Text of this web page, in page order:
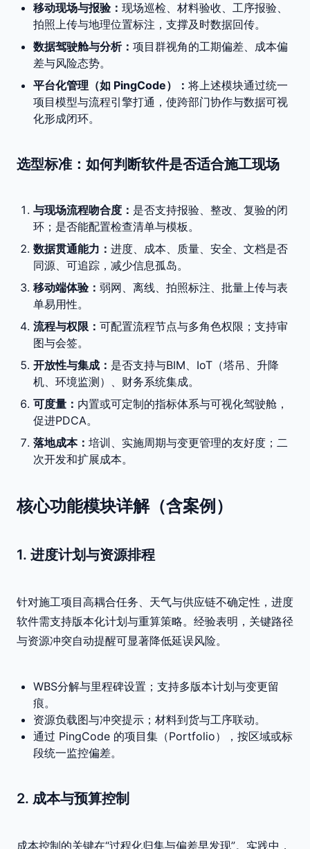
移动现场与报验： 现场巡检、材料验收、工序报验、
拍照上传与地理位置标注，支撑及时数据回传。
数据驾驶舱与分析： 项目群视角的工期偏差、成本偏
差与风险态势。
平台化管理（如 PingCode）： 将上述模块通过统一
项目模型与流程引擎打通，使跨部门协作与数据可视
化形成闭环。
选型标准：如何判断软件是否适合施工现场
与现场流程吻合度： 是否支持报验、整改、复验的闭
环；是否能配置检查清单与模板。
数据贯通能力： 进度、成本、质量、安全、文档是否
同源、可追踪，减少信息孤岛。
移动端体验： 弱网、离线、拍照标注、批量上传与表
单易用性。
流程与权限： 可配置流程节点与多角色权限；支持审
图与会签。
开放性与集成： 是否支持与BIM、IoT（塔吊、升降
机、环境监测）、财务系统集成。
可度量： 内置或可定制的指标体系与可视化驾驶舱，
促进PDCA。
落地成本： 培训、实施周期与变更管理的友好度；二
次开发和扩展成本。
核心功能模块详解（含案例）
1. 进度计划与资源排程
针对施工项目高耦合任务、天气与供应链不确定性，进度
软件需支持版本化计划与重算策略。经验表明，关键路径
与资源冲突自动提醒可显著降低延误风险。
WBS分解与里程碑设置；支持多版本计划与变更留
痕。
资源负载图与冲突提示；材料到货与工序联动。
通过 PingCode 的项目集（Portfolio），按区域或标
段统一监控偏差。
2. 成本与预算控制
成本控制的关键在“过程化归集与偏差早发现”。实践中，